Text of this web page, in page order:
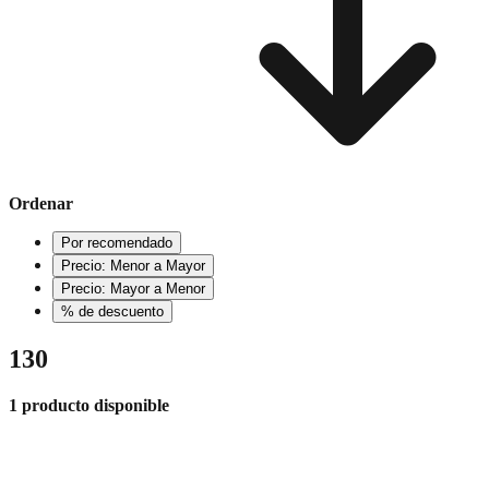
Ordenar
Por recomendado
Precio: Menor a Mayor
Precio: Mayor a Menor
% de descuento
130
1 producto disponible